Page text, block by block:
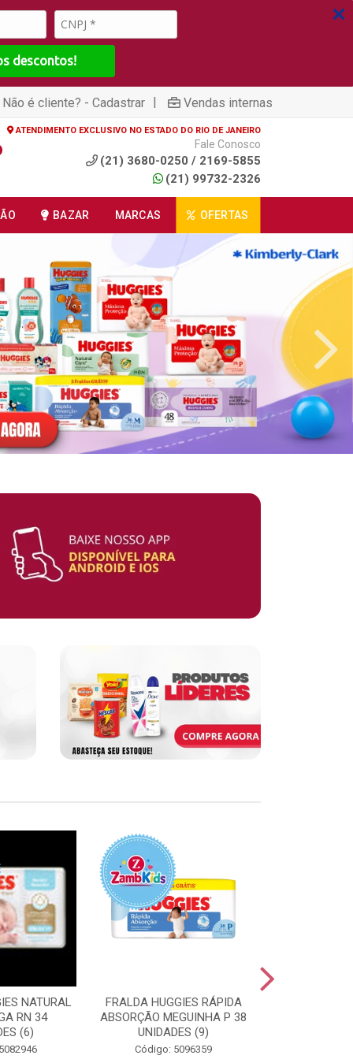
descontos!
Não é cliente? - Cadastrar | Vendas internas
ATENDIMENTO EXCLUSIVO NO ESTADO DO RIO DE JANEIRO
Fale Conosco
(21) 3680-0250 / 2169-5855
(21) 99732-2326
BAZAR MARCAS OFERTAS
NATURAL
RN 34
(6)
FRALDA HUGGIES RÁPIDA
ABSORÇÃO MEGUINHA P 38
UNIDADES (9)
Código: 5096359